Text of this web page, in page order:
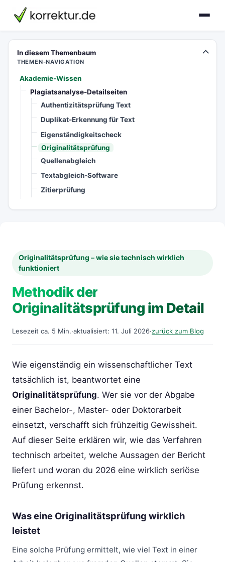
korrektur.de
In diesem Themenbaum
THEMEN-NAVIGATION
Akademie-Wissen
Plagiatsanalyse-Detailseiten
Authentizitätsprüfung Text
Duplikat-Erkennung für Text
Eigenständigkeitscheck
Originalitätsprüfung
Quellenabgleich
Textabgleich-Software
Zitierprüfung
Originalitätsprüfung – wie sie technisch wirklich
funktioniert
Methodik der
Originalitätsprüfung im Detail
Lesezeit ca. 5 Min.·aktualisiert: 11. Juli 2026·zurück zum Blog
Wie eigenständig ein wissenschaftlicher Text
tatsächlich ist, beantwortet eine
Originalitätsprüfung. Wer sie vor der Abgabe
einer Bachelor-, Master- oder Doktorarbeit
einsetzt, verschafft sich frühzeitig Gewissheit.
Auf dieser Seite erklären wir, wie das Verfahren
technisch arbeitet, welche Aussagen der Bericht
liefert und woran du 2026 eine wirklich seriöse
Prüfung erkennst.
Was eine Originalitätsprüfung wirklich
leistet
Eine solche Prüfung ermittelt, wie viel Text in einer